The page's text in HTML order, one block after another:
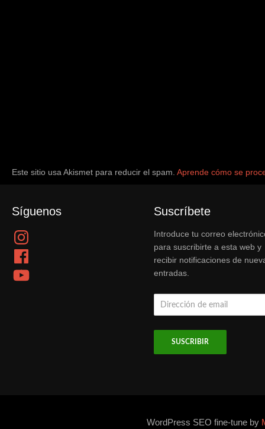
Este sitio usa Akismet para reducir el spam. Aprende cómo se
Síguenos
Instagram
Facebook
YouTube
Suscríbete
Introduce tu correo
para suscribirte a esta web y
recibir notificaciones de
entradas.
Dirección
WordPress SEO fine-tune by